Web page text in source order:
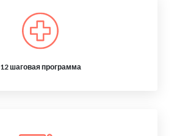
12 шаговая программа